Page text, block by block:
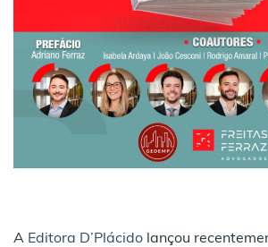
A Editora D’Plácido lançou